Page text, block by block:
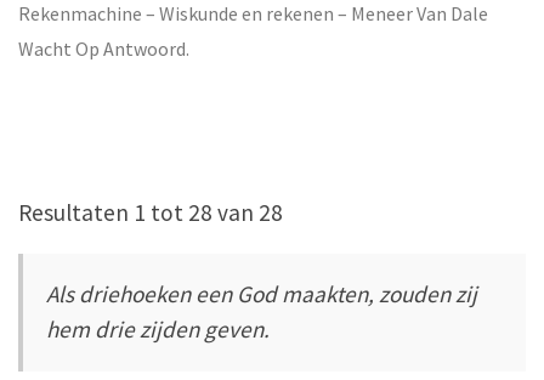
Rekenmachine – Wiskunde en rekenen – Meneer Van Dale
Wacht Op Antwoord.
Resultaten 1 tot 28 van 28
Als driehoeken een God maakten, zouden zij
hem drie zijden geven.